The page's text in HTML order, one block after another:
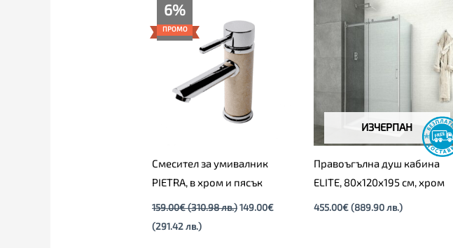
6%
ПРОМО
Смесител за умивалник
PIETRA, в хром и пясък
159.00€(310.98 лв.)
was:
159.00€
(310.98
лв.).
149.00€
(291.42 лв.)
149.00€
(291.42
лв.).
ИЗЧЕРПАН
Правоъгълна душ кабина
ELITE, 80х120х195 см, хром
455.00€ (889.90 лв.)